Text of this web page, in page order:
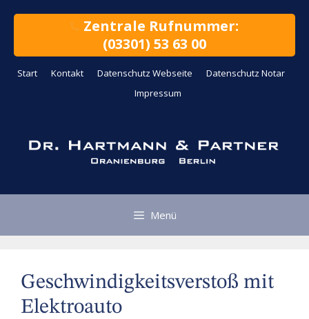
Zentrale Rufnummer:
(03301) 53 63 00
Start Kontakt Datenschutz Webseite
Datenschutz Notar
Impressum
Menü
Geschwindigkeitsverstoß mit
Elektroauto